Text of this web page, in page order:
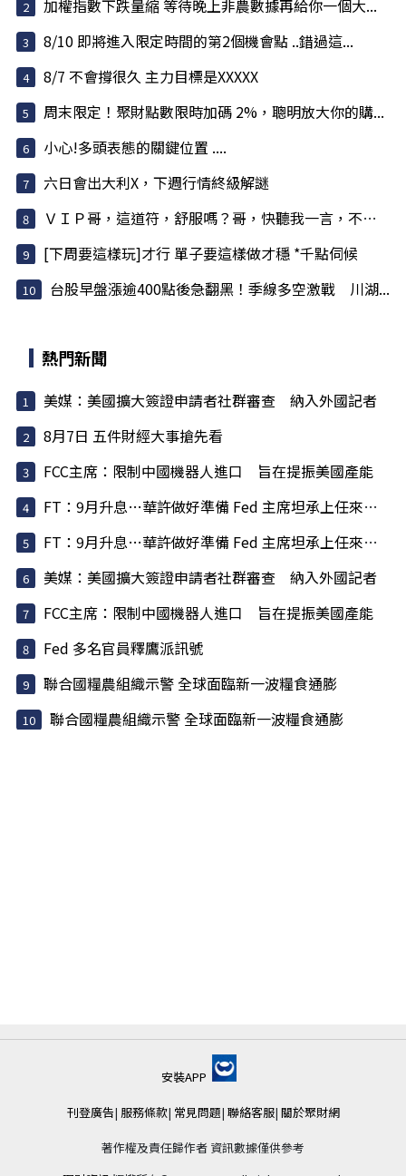
加權指數下跌量縮 等待晚上非農數據再給你一個大...
8/10 即將進入限定時間的第2個機會點 ..錯過這...
8/7 不會撐很久 主力目標是XXXXX
周末限定！聚財點數限時加碼 2%，聰明放大你的購...
小心!多頭表態的關鍵位置 ....
六日會出大利X，下週行情終級解謎
ＶＩＰ哥，這道符，舒服嗎？哥，快聽我一言，不害哥
[下周要這樣玩]才行 單子要這樣做才穩 *千點伺候
台股早盤漲逾400點後急翻黑！季線多空激戰 川湖...
熱門新聞
美媒：美國擴大簽證申請者社群審查 納入外國記者
8月7日 五件財經大事搶先看
FCC主席：限制中國機器人進口 旨在提振美國產能
FT：9月升息…華許做好準備 Fed 主席坦承上任來犯了一些錯
FT：9月升息…華許做好準備 Fed 主席坦承上任來犯了一些錯
美媒：美國擴大簽證申請者社群審查 納入外國記者
FCC主席：限制中國機器人進口 旨在提振美國產能
Fed 多名官員釋鷹派訊號
聯合國糧農組織示警 全球面臨新一波糧食通膨
聯合國糧農組織示警 全球面臨新一波糧食通膨
安裝APP
刊登廣告| 服務條款| 常見問題| 聯絡客服| 關於聚財網
著作權及責任歸作者 資訊數據僅供參考